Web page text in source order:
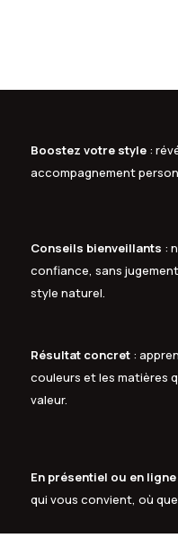
Boostez votre style:
accompagnement
Conseils bienveillants :
confiance, sans
style naturel.
Résultat concret:
couleurs et les matières
valeur.
En présentiel ou en ligne
qui vous convient, où